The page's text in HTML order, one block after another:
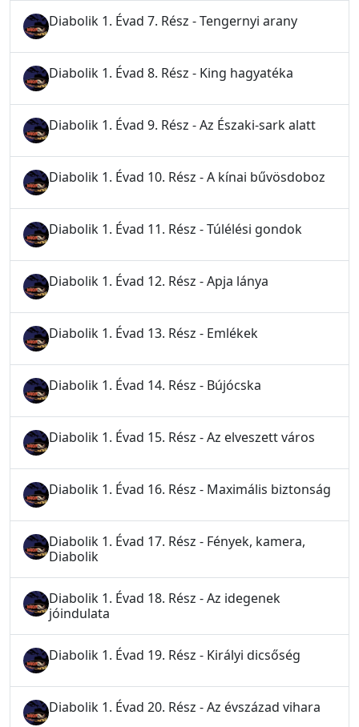
Diabolik 1. Évad 7. Rész - Tengernyi arany
Diabolik 1. Évad 8. Rész - King hagyatéka
Diabolik 1. Évad 9. Rész - Az Északi-sark alatt
Diabolik 1. Évad 10. Rész - A kínai bűvösdoboz
Diabolik 1. Évad 11. Rész - Túlélési gondok
Diabolik 1. Évad 12. Rész - Apja lánya
Diabolik 1. Évad 13. Rész - Emlékek
Diabolik 1. Évad 14. Rész - Bújócska
Diabolik 1. Évad 15. Rész - Az elveszett város
Diabolik 1. Évad 16. Rész - Maximális biztonság
Diabolik 1. Évad 17. Rész - Fények, kamera,
Diabolik
Diabolik 1. Évad 18. Rész - Az idegenek
jóindulata
Diabolik 1. Évad 19. Rész - Királyi dicsőség
Diabolik 1. Évad 20. Rész - Az évszázad vihara